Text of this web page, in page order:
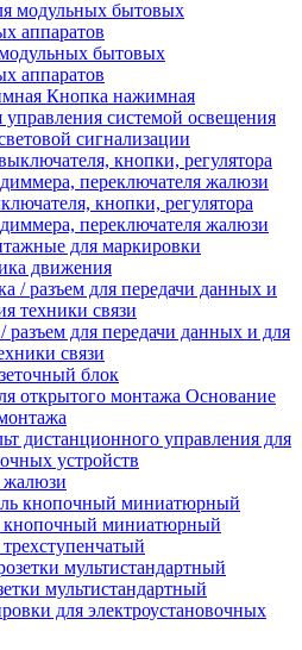
бытовых
аппаратов
Кнопка нажимная
управления системой освещения
сигнализации
кнопки, регулятора
переключателя жалюзи
для маркировки
движения
разъем для передачи данных и для
связи
блок
Основание
дистанционного управления для
устройств
жалюзи
кнопочный миниатюрный
мультистандартный
для электроустановочных